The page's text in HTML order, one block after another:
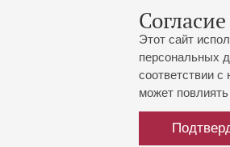
Этот сайт
персональных
соответствии с
может
Большой зал:
Малый зал: